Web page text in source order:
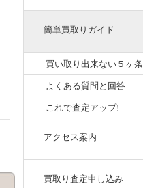
簡単買取りガイド
買い取り出来ない５ヶ条
よくある質問と回答
これで査定アップ!
アクセス案内
買取り査定申し込み